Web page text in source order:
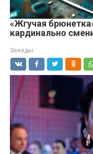
«Жгучая
кардинально
Звезды